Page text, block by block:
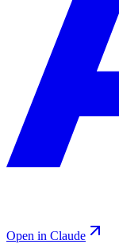
Open in Claude